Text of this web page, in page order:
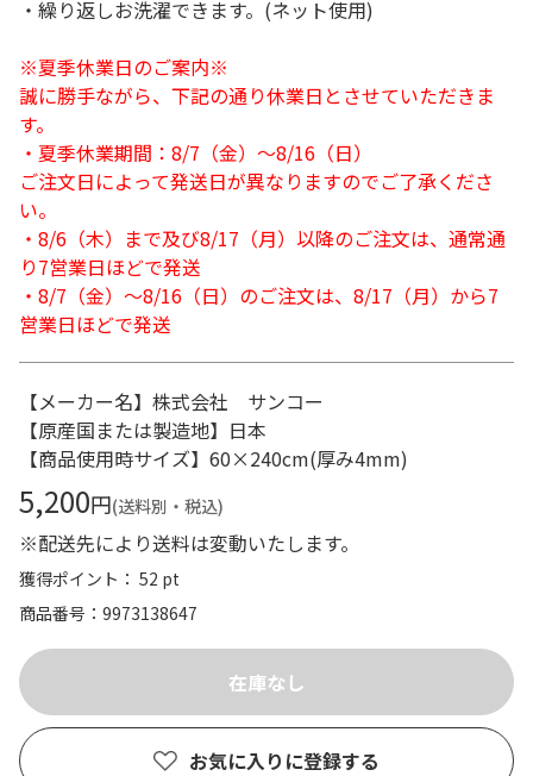
・繰り返しお洗濯できます。(ネット使用)
※夏季休業日のご案内※
誠に勝手ながら、下記の通り休業日とさせていただきま
す。
・夏季休業期間：8/7（金）～8/16（日）
ご注文日によって発送日が異なりますのでご了承くださ
い。
・8/6（木）まで及び8/17（月）以降のご注文は、通常通
り7営業日ほどで発送
・8/7（金）～8/16（日）のご注文は、8/17（月）から7
営業日ほどで発送
【メーカー名】株式会社 サンコー
【原産国または製造地】日本
【商品使用時サイズ】60×240cm(厚み4mm)
5,200円(送料別・税込)
※配送先により送料は変動いたします。
獲得ポイント： 52 pt
商品番号
9973138647
お気に入りに登録する